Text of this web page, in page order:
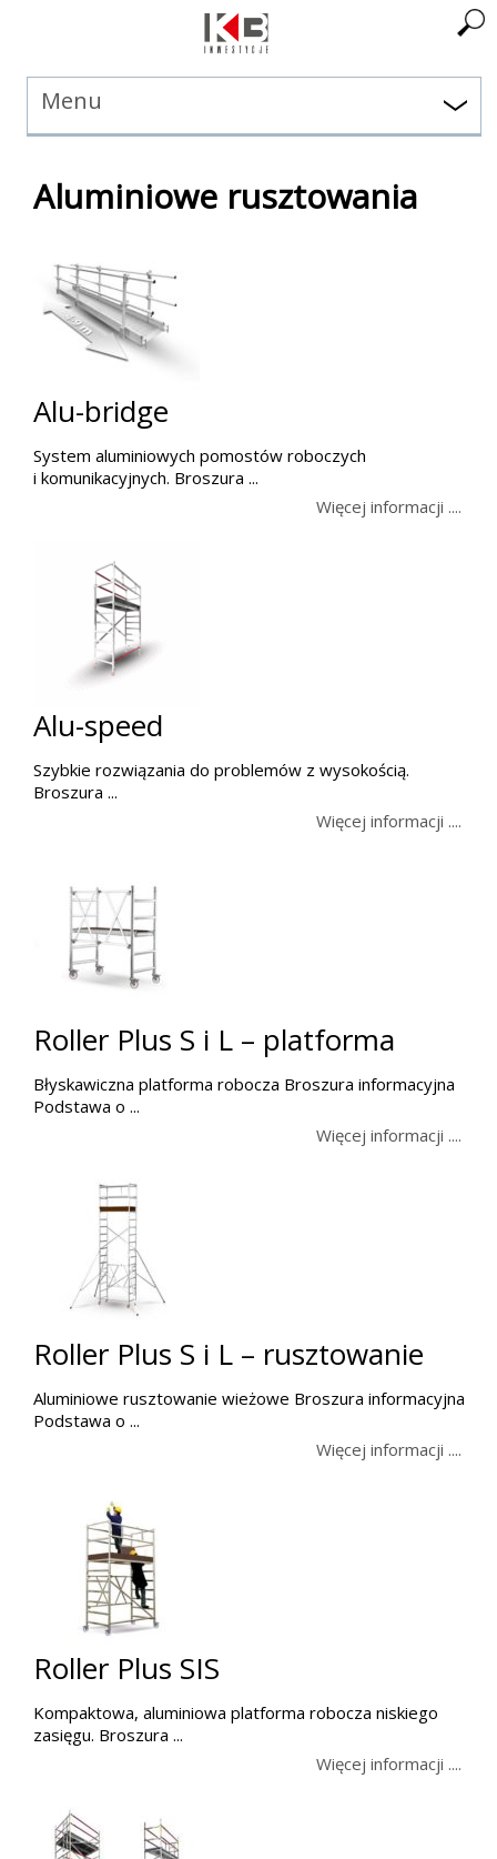
Menu
Aluminiowe rusztowania
Alu-bridge
System aluminiowych pomostów roboczych
i komunikacyjnych. Broszura ...
Więcej informacji ....
Alu-speed
Szybkie rozwiązania do problemów z wysokością.
Broszura ...
Więcej informacji ....
Roller Plus S i L – platforma
Błyskawiczna platforma robocza Broszura informacyjna
Podstawa o ...
Więcej informacji ....
Roller Plus S i L – rusztowanie
Aluminiowe rusztowanie wieżowe Broszura informacyjna
Podstawa o ...
Więcej informacji ....
Roller Plus SIS
Kompaktowa, aluminiowa platforma robocza niskiego
zasięgu. Broszura ...
Więcej informacji ....